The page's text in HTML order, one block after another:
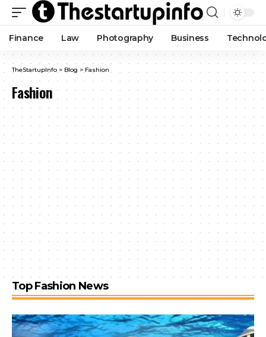
Finance Law Photography Business
TheStartupInfo > Blog > Fashion
Fashion
Top Fashion News